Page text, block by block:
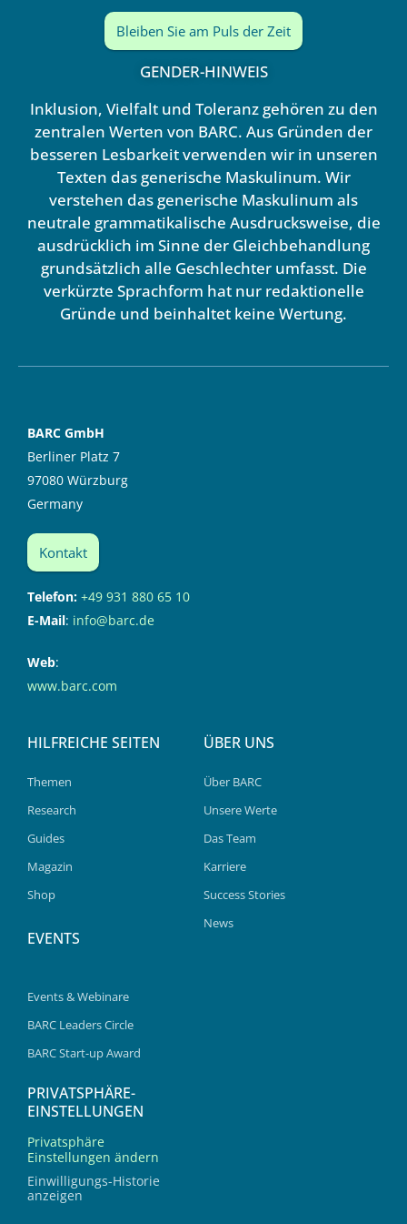
Bleiben Sie am Puls der Zeit
GENDER-HINWEIS
Inklusion, Vielfalt und Toleranz gehören zu den
zentralen Werten von BARC. Aus Gründen der
besseren Lesbarkeit verwenden wir in unseren
Texten das generische Maskulinum. Wir
verstehen das generische Maskulinum als
neutrale grammatikalische Ausdrucksweise, die
ausdrücklich im Sinne der Gleichbehandlung
grundsätzlich alle Geschlechter umfasst. Die
verkürzte Sprachform hat nur redaktionelle
Gründe und beinhaltet keine Wertung.
BARC GmbH
Berliner Platz 7
97080 Würzburg
Germany
Kontakt
Telefon: +49 931 880 65 10
E-Mail: info@barc.de
Web:
www.barc.com
HILFREICHE SEITEN
Themen
Research
Guides
Magazin
Shop
EVENTS
Events & Webinare
BARC Leaders Circle
BARC Start-up Award
ÜBER UNS
Über BARC
Unsere Werte
Das Team
Karriere
Success Stories
News
PRIVATSPHÄRE-
EINSTELLUNGEN
Privatsphäre
Einstellungen ändern
Einwilligungs-Historie
anzeigen